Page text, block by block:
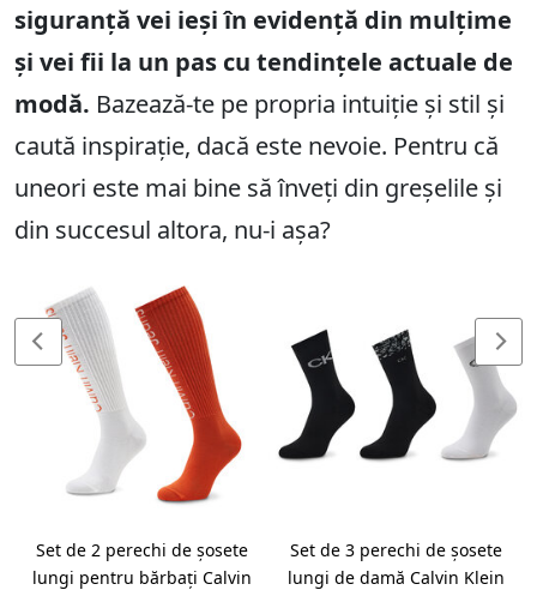
siguranță vei ieși în evidență din mulțime
și vei fii la un pas cu tendințele actuale de
modă. Bazează-te pe propria intuiție și stil și
caută inspirație, dacă este nevoie. Pentru că
uneori este mai bine să înveți din greșelile și
din succesul altora, nu-i așa?
Set de 2 perechi de șosete
lungi pentru bărbați Calvin
Set de 3 perechi de șosete
lungi de damă Calvin Klein